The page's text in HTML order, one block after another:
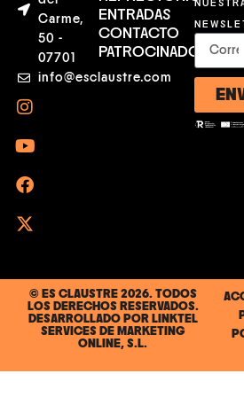
Carme,
50 -
07701
info@esclaustre.com
ENTRADAS
CONTACTO
PATROCINADORES
© ES CLAUSTRE 2026. TODOS
LOS DERECHOS RESERVADOS.
DESARROLLADO POR LINKTEL
SERVICES DE MARKETING
ONLINE, S.L.